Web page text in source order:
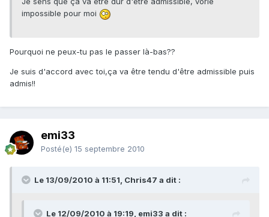
impossible pour moi
Pourquoi ne peux-tu pas le passer là-bas??
Je suis d'accord avec toi,ça va être tendu d'être admissible puis
admis!!
emi33
Posté(e) 15 septembre 2010
Le 13/09/2010 à 11:51, Chris47 a dit :
Le 12/09/2010 à 19:19, emi33 a dit :